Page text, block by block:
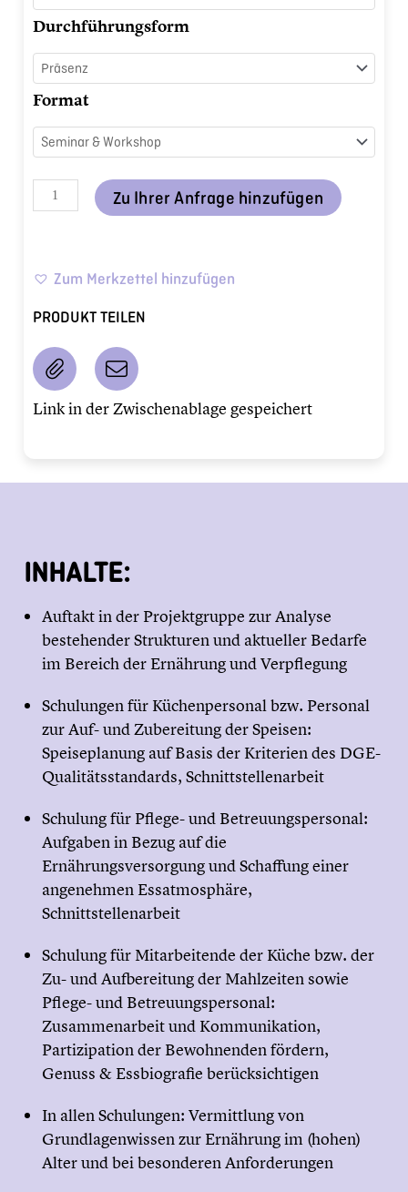
Durchführungsform
Format
Besser
in
der
Pflege
Menge
Zu Ihrer Anfrage hinzufügen
Zum Merkzettel hinzufügen
PRODUKT TEILEN
Link in der Zwischenablage gespeichert
INHALTE:
Auftakt in der Projektgruppe zur Analyse
bestehender Strukturen und aktueller Bedarfe
im Bereich der Ernährung und Verpflegung
Schulungen für Küchenpersonal bzw. Personal
zur Auf- und Zubereitung der Speisen:
Speiseplanung auf Basis der Kriterien des DGE-
Qualitätsstandards, Schnittstellenarbeit
Schulung für Pflege- und Betreuungspersonal:
Aufgaben in Bezug auf die
Ernährungsversorgung und Schaffung einer
angenehmen Essatmosphäre,
Schnittstellenarbeit
Schulung für Mitarbeitende der Küche bzw. der
Zu- und Aufbereitung der Mahlzeiten sowie
Pflege- und Betreuungspersonal:
Zusammenarbeit und Kommunikation,
Partizipation der Bewohnenden fördern,
Genuss & Essbiografie berücksichtigen
In allen Schulungen: Vermittlung von
Grundlagenwissen zur Ernährung im (hohen)
Alter und bei besonderen Anforderungen